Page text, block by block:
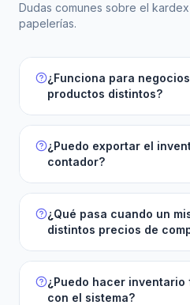
Dudas comunes sobre el
papelerías.
¿Funciona para
productos distintos?
¿Puedo exportar el
contador?
¿Qué pasa cuando un
distintos precios de
¿Puedo hacer
con el sistema?